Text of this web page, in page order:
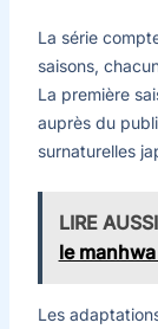
La série
saisons,
La première
auprès du
surnaturelles
LIRE AUSSI
le
Les